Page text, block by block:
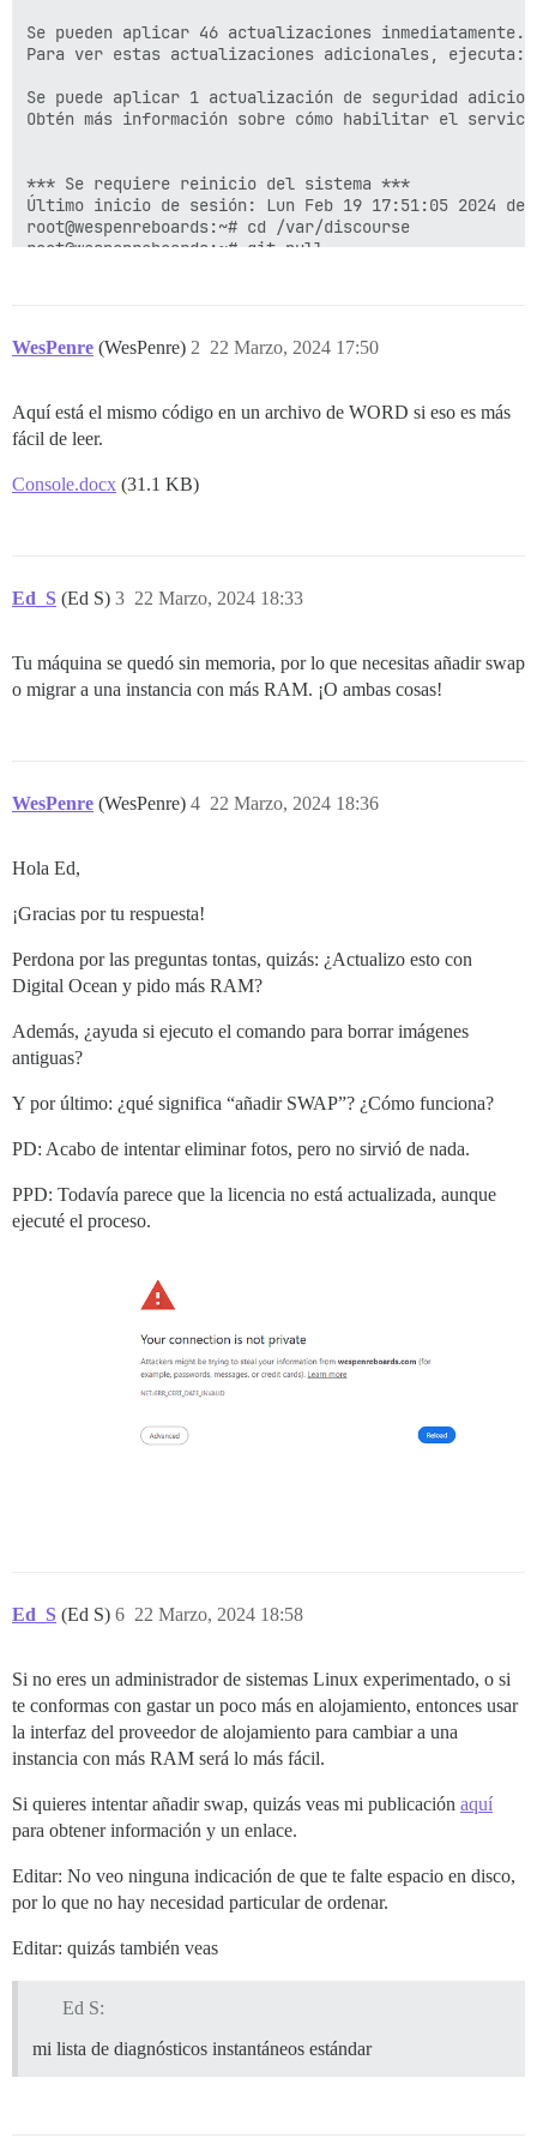
WesPenre (WesPenre) 22 Marzo, 2024 17:50
2
Aquí está el mismo código en un archivo de WORD si eso es más
fácil de leer.
Console.docx (31.1 KB)
Ed_S (Ed S) 22 Marzo, 2024 18:33
3
Tu máquina se quedó sin memoria, por lo que necesitas añadir swap
o migrar a una instancia con más RAM. ¡O ambas cosas!
WesPenre (WesPenre) 22 Marzo, 2024 18:36
4
Hola Ed,
¡Gracias por tu respuesta!
Perdona por las preguntas tontas, quizás: ¿Actualizo esto con
Digital Ocean y pido más RAM?
Además, ¿ayuda si ejecuto el comando para borrar imágenes
antiguas?
Y por último: ¿qué significa “añadir SWAP”? ¿Cómo funciona?
PD: Acabo de intentar eliminar fotos, pero no sirvió de nada.
PPD: Todavía parece que la licencia no está actualizada, aunque
ejecuté el proceso.
Ed_S (Ed S) 22 Marzo, 2024 18:58
6
Si no eres un administrador de sistemas Linux experimentado, o si
te conformas con gastar un poco más en alojamiento, entonces usar
la interfaz del proveedor de alojamiento para cambiar a una
instancia con más RAM será lo más fácil.
Si quieres intentar añadir swap, quizás veas mi publicación aquí
para obtener información y un enlace.
Editar: No veo ninguna indicación de que te falte espacio en disco,
por lo que no hay necesidad particular de ordenar.
Editar: quizás también veas
Ed S:
mi lista de diagnósticos instantáneos estándar